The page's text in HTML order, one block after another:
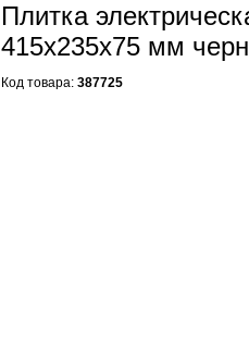
Плитка
415х235х75 мм
Код товара: 387725